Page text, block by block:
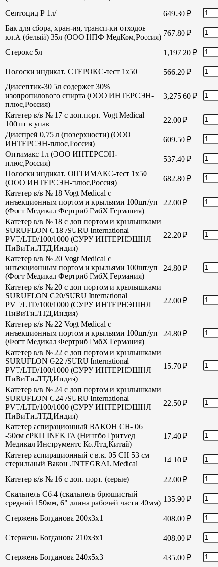
Септоцид Р 1л/
649.30 ₽
Бак для сбора, хран-ия, трансп-ки отходов
кл.А (белый) 35л (ООО НПФ МедКом,Россия) 767.80 ₽
Стерокс 5л 1,197.20 ₽
Полоски индикат. СТЕРОКС-тест 1х50 566.20 ₽
Диасептик-30 5л содержет 30%
изопропилового спирта (ООО ИНТЕРСЭН-
плюс,Россия)
3,275.60 ₽
Катетер в/в № 17 с доп.порт. Vogt Medical
100шт в упак
22.00 ₽
Диаспрей 0,75 л (поверхности) (ООО
ИНТЕРСЭН-плюс,Россия)
609.50 ₽
Оптимакс 1л (ООО ИНТЕРСЭН-
плюс,Россия)
537.40 ₽
Полоски индикат. ОПТИМАКС-тест 1х50
(ООО ИНТЕРСЭН-плюс,Россия)
682.80 ₽
Катетер в/в № 18 Vogt Medical с
инъекционным портом и крыльями 100шт/уп
(Фогт Медикал Фертриб ГмбХ,Германия)
22.00 ₽
Катетер в/в № 18 с доп портом и крылышками
SURUFLON G18 /SURU International
PVT/LTD/100/1000 (СУРУ ИНТЕРНЭШНЛ
ПиВиТи.ЛТД,Индия)
22.20 ₽
Катетер в/в № 20 Vogt Medical с
инъекционным портом и крыльями 100шт/уп
(Фогт Медикал Фертриб ГмбХ,Германия)
24.80 ₽
Катетер в/в № 20 с доп портом и крылышками
SURUFLON G20/SURU International
PVT/LTD/100/1000 (СУРУ ИНТЕРНЭШНЛ
ПиВиТи.ЛТД,Индия)
22.00 ₽
Катетер в/в № 22 Vogt Medical с
инъекционным портом и крыльями 100шт/уп
(Фогт Медикал Фертриб ГмбХ,Германия)
24.80 ₽
Катетер в/в № 22 с доп портом и крылышками
SURUFLON G22 /SURU International
PVT/LTD/100/1000 (СУРУ ИНТЕРНЭШНЛ
ПиВиТи.ЛТД,Индия)
15.70 ₽
Катетер в/в № 24 с доп портом и крылышками
SURUFLON G24 /SURU International
PVT/LTD/100/1000 (СУРУ ИНТЕРНЭШНЛ
ПиВиТи.ЛТД,Индия)
22.50 ₽
Катетер аспирационный ВАКОН СН- 06
-50см сРКП INEKTA (Нингбо Гритмед
Медикал Инструментс Ко.Лтд,Китай)
17.40 ₽
Катетер аспирационный с в.к. 05 СН 53 см
стерильный Вакон .INTEGRAL Medical
14.10 ₽
Катетер в/в № 16 с доп. порт. (серые) 22.00 ₽
Скальпель Сб-4 (скальпель брюшистый
средний 150мм, 6" длина рабочей части 40мм) 135.90 ₽
Стержень Богданова 200х3х1 408.00 ₽
Стержень Богданова 210х3х1 408.00 ₽
Стержень Богданова 240х5х3 435.00 ₽